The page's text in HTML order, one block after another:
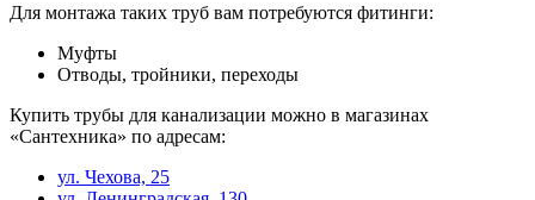
Для монтажа таких труб вам потребуются фитинги:
Муфты
Отводы, тройники, переходы
Купить трубы для канализации можно в магазинах
«Сантехника» по адресам:
ул. Чехова, 25